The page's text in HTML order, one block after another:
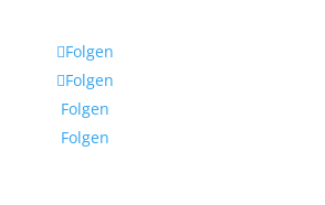
Folgen
Folgen
Folgen
Folgen